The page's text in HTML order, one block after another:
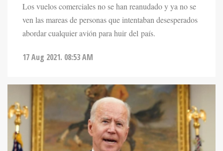
Los vuelos comerciales no se han reanudado y ya no se
ven las mareas de personas que intentaban desesperados
abordar cualquier avión para huir del país.
17 Aug 2021. 08:53 AM